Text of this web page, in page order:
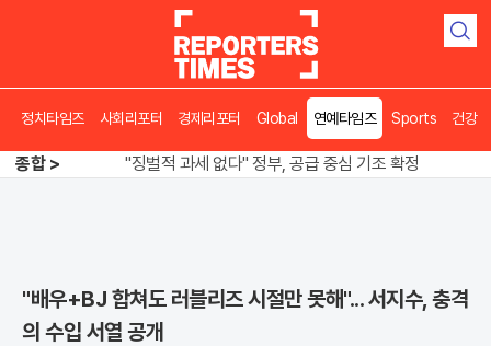
검
정치타임즈 사회리포터 경제리포터 Global 연예타임즈 Sports 건강
종합 >
오뚜기·비비고 면 전쟁, 폭염 특수에 매출 껑충
"징벌적 과세 없다" 정부, 공급 중심 기조 확정
"배우+BJ 합쳐도 러블리즈 시절만 못해"... 서지수, 충격
의 수입 서열 공개